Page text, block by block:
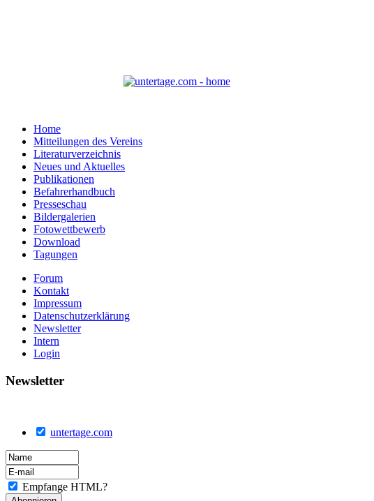
Home
Mitteilungen des Vereins
Literaturverzeichnis
Neues und Aktuelles
Publikationen
Befahrerhandbuch
Presseschau
Bildergalerien
Fotowettbewerb
Download
Tagungen
Forum
Kontakt
Impressum
Datenschutzerklärung
Newsletter
Intern
Login
Newsletter
untertage.com
Empfange HTML?